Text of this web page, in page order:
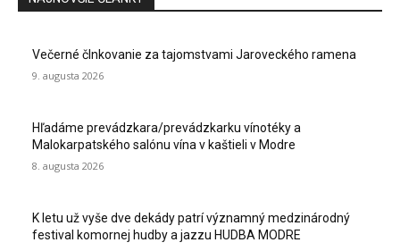
Večerné člnkovanie za tajomstvami Jaroveckého ramena
9. augusta 2026
Hľadáme prevádzkara/prevádzkarku vínotéky a
Malokarpatského salónu vína v kaštieli v Modre
8. augusta 2026
K letu už vyše dve dekády patrí významný medzinárodný
festival komornej hudby a jazzu HUDBA MODRE